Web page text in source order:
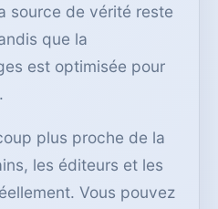
source de vérité reste
que la
est optimisée pour
plus proche de la
les éditeurs et les
Vous pouvez